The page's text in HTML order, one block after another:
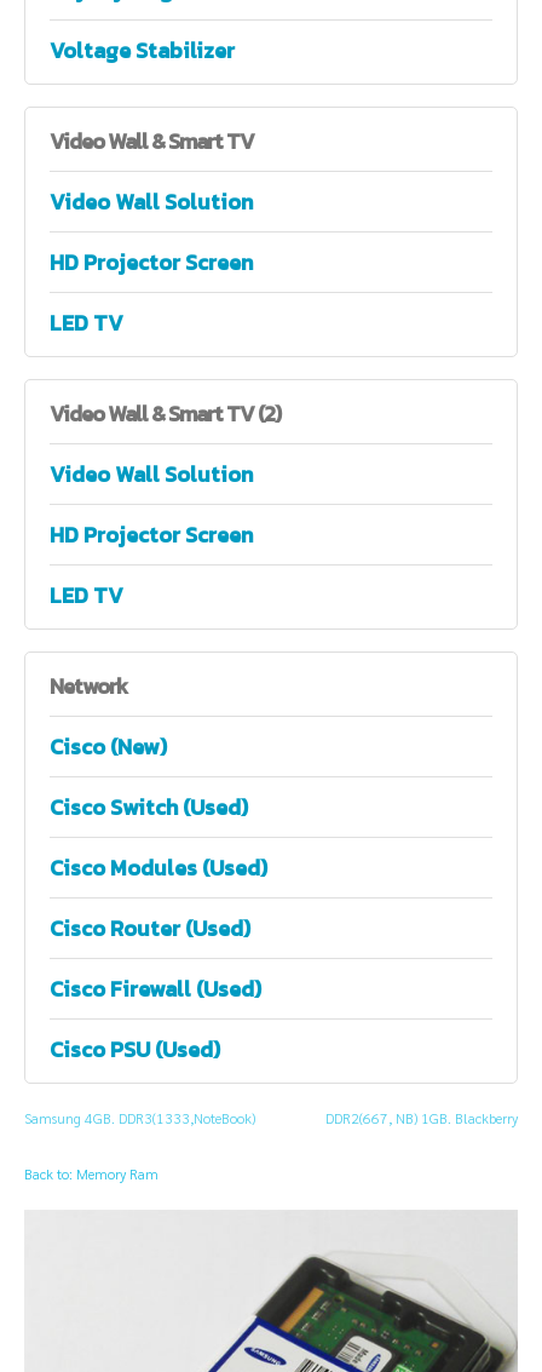
Voltage Stabilizer
VideoWall & Smart TV
Video Wall Solution
HD Projector Screen
LED TV
VideoWall & Smart TV (2)
Video Wall Solution
HD Projector Screen
LED TV
Network
Cisco (New)
Cisco Switch (Used)
Cisco Modules (Used)
Cisco Router (Used)
Cisco Firewall (Used)
Cisco PSU (Used)
DDR2(667, NB) 1GB. Blackberry
Samsung 4GB. DDR3(1333,NoteBook)
Back to: Memory Ram